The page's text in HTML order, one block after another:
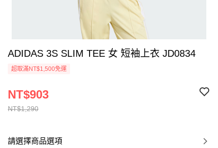
ADIDAS 3S SLIM TEE 女 短袖上衣 JD0834
超取滿NT$1,500免運
NT$1,290
NT$903
請選擇商品選項